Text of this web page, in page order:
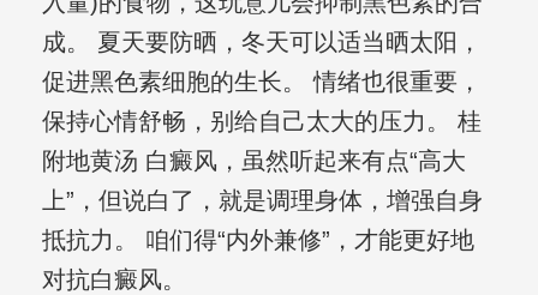
成。 夏天要防晒，冬天可以适当晒太阳，
促进黑色素细胞的生长。 情绪也很重要，
保持心情舒畅，别给自己太大的压力。 桂
附地黄汤 白癜风，虽然听起来有点“高大
上”，但说白了，就是调理身体，增强自身
抵抗力。 咱们得“内外兼修”，才能更好地
对抗白癜风。